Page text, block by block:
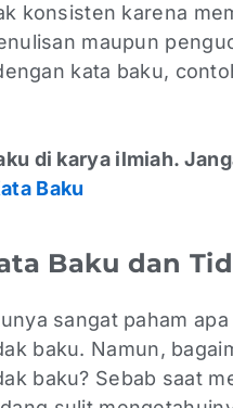
konsisten karena
maupun
kata baku,
di karya ilmiah.
Baku
Baku dan
sangat paham apa
baku. Namun,
baku? Sebab saat